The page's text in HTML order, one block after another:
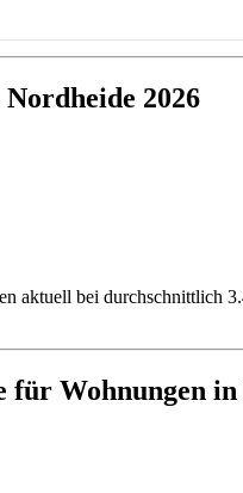
2026
aktuell bei durchschnittlich
Wohnungen